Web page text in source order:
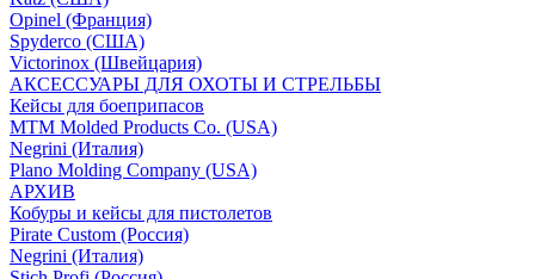
Opinel (Франция)
Spyderco (США)
Victorinox (Швейцария)
АКСЕССУАРЫ ДЛЯ ОХОТЫ И СТРЕЛЬБЫ
Кейсы для боеприпасов
MTM Molded Products Co. (USA)
Negrini (Италия)
Plano Molding Company (USA)
АРХИВ
Кобуры и кейсы для пистолетов
Pirate Custom (Россия)
Negrini (Италия)